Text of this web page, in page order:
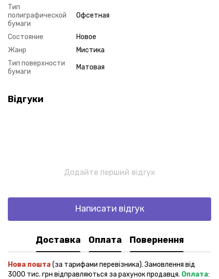
Тип
полиграфической
бумаги
Офсетная
Состояние
Новое
Жанр
Мистика
Тип поверхности
бумаги
Матовая
Відгуки
Додайте перший відгук
Написати відгук
Доставка Оплата Повернення
Нова пошта (за тарифами перевізника). Замовлення від
3000 тис. грн відправляються за рахунок продавця. Оплата: